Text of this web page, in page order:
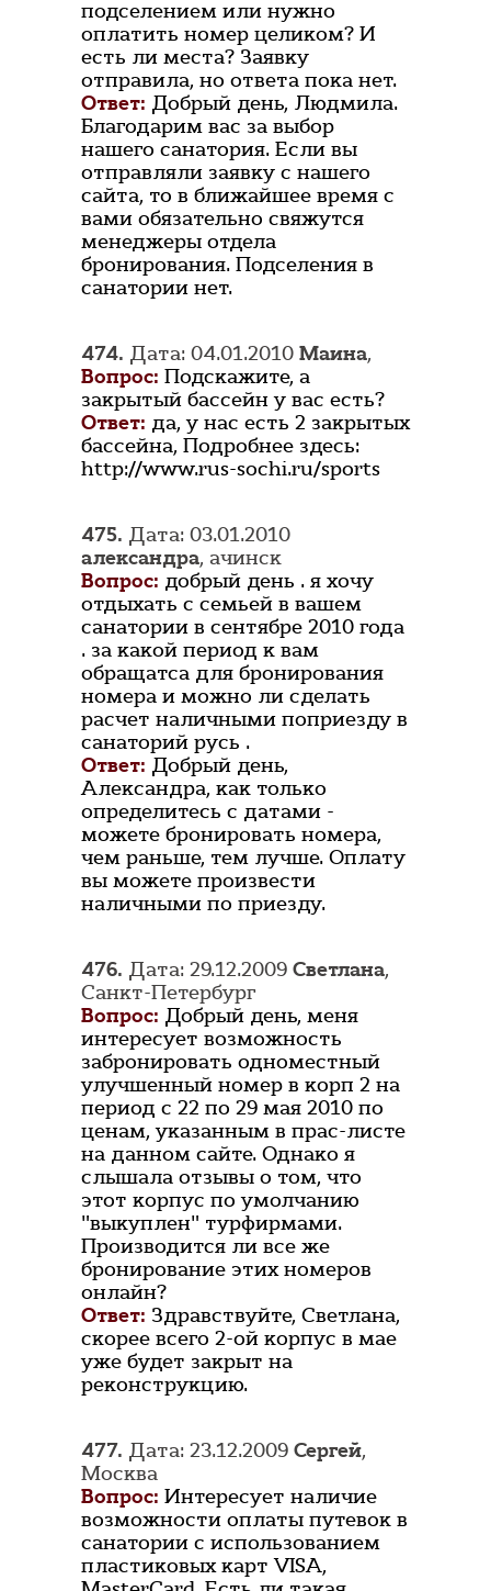
подселением или нужно
оплатить номер целиком? И
есть ли места? Заявку
отправила, но ответа пока нет.
Ответ: Добрый день, Людмила.
Благодарим вас за выбор
нашего санатория. Если вы
отправляли заявку с нашего
сайта, то в ближайшее время с
вами обязательно свяжутся
менеджеры отдела
бронирования. Подселения в
санатории нет.
474. Дата: 04.01.2010 Маина,
Вопрос: Подскажите, а
закрытый бассейн у вас есть?
Ответ: да, у нас есть 2 закрытых
бассейна, Подробнее здесь:
http://www.rus-sochi.ru/sports
475. Дата: 03.01.2010
александра, ачинск
Вопрос: добрый день . я хочу
отдыхать с семьей в вашем
санатории в сентябре 2010 года
. за какой период к вам
обращатса для бронирования
номера и можно ли сделать
расчет наличными поприезду в
санаторий русь .
Ответ: Добрый день,
Александра, как только
определитесь с датами -
можете бронировать номера,
чем раньше, тем лучше. Оплату
вы можете произвести
наличными по приезду.
476. Дата: 29.12.2009 Светлана,
Санкт-Петербург
Вопрос: Добрый день, меня
интересует возможность
забронировать одноместный
улучшенный номер в корп 2 на
период с 22 по 29 мая 2010 по
ценам, указанным в прас-листе
на данном сайте. Однако я
слышала отзывы о том, что
этот корпус по умолчанию
"выкуплен" турфирмами.
Производится ли все же
бронирование этих номеров
онлайн?
Ответ: Здравствуйте, Светлана,
скорее всего 2-ой корпус в мае
уже будет закрыт на
реконструкцию.
477. Дата: 23.12.2009 Сергей,
Москва
Вопрос: Интересует наличие
возможности оплаты путевок в
санатории с использованием
пластиковых карт VISA,